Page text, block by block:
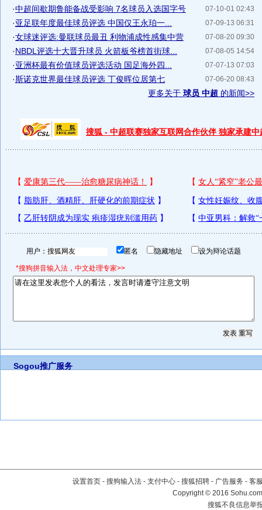
07-10-01 02:43
·中超间歇期鲁能备战受影响 7名球员入选国字号
07-09-13 06:31
·亚足联年度最佳球员评选 中国仅王永珀一...
07-08-20 09:30
·女球迷评选:曼联球员最丑 利物浦成性感集中营
07-08-05 14:54
·NBDL评选十大晋升球员 火箭板爷榜首街球...
07-07-13 07:03
·亚洲杯最有价值球员评选活动 国足海外四...
07-06-20 08:43
·斯诺克世界最佳球员评选 丁俊晖位居第七
更多关于 球员 中超 的新闻>>
搜狐 - 中超联赛独家互联网合作伙伴 独家承建中
用户： 匿名 隐藏地址 设为辩论话题
*搜狗拼音输入法，中文处理专家>>
Sogou推广服务
设置首页 - 搜狗输入法 - 支付中心 - 搜狐招聘 - 广告服务 - 客
Copyright©2016
搜狐不良信息举